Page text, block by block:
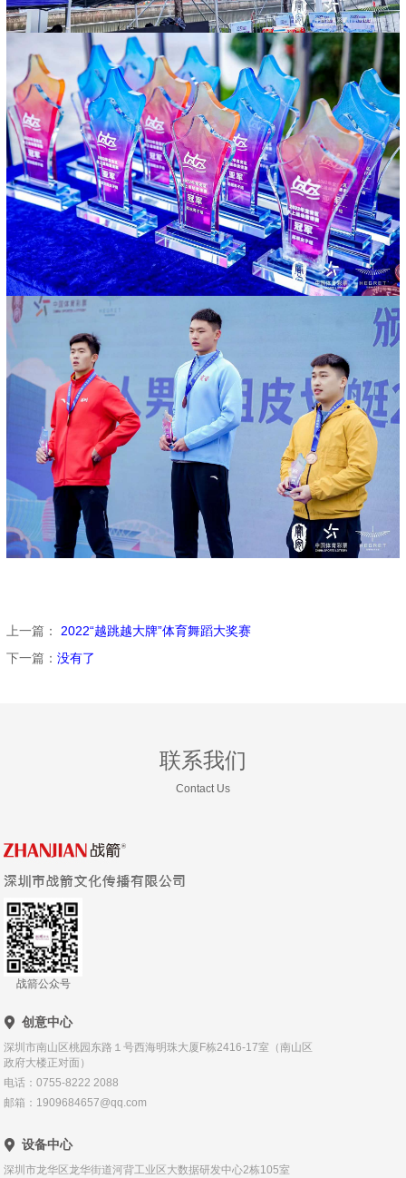
上一篇：
2022“越跳越大牌”体育舞蹈大奖赛
下一篇： 没有了
联系我们
Contact Us
战箭公众号
创意中心
深圳市南山区桃园东路１号西海明珠大厦F栋2416-17室（南山区
政府大楼正对面）
电话：0755-8222 2088
邮箱：1909684657@qq.com
设备中心
深圳市龙华区龙华街道河背工业区大数据研发中心2栋105室